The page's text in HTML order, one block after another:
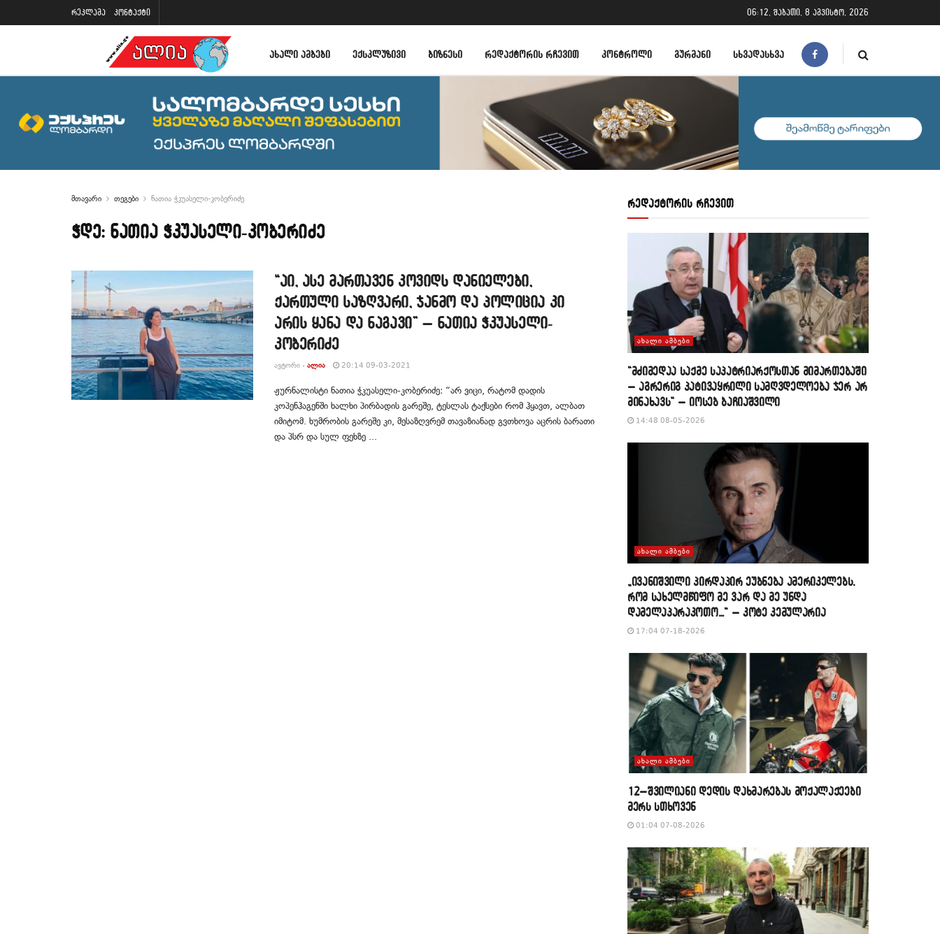
რეკლამა კონტაქტი 06:12, შაბათი, 8 აგვისტო, 2026
ᲐᲮᲐᲚᲘ ᲐᲛᲑᲔᲑᲘ ᲔᲥᲡᲙᲚᲣᲖᲘᲕᲘ ᲑᲘᲖᲜᲔᲡᲘ ᲠᲔᲓᲐᲥᲢᲝᲠᲘᲡ ᲠᲩᲔᲕᲘᲗ ᲙᲝᲜᲢᲠᲝᲚᲘ ᲒᲣᲠᲛᲐᲜᲘ ᲡᲮᲕᲐᲓᲐᲡᲮᲕᲐ
მთავარი თეგები ნათია ჭკუასელი-კობერიძე
ჭდე: ნათია ჭკუასელი-კობერიძე
“აი, ასე მართავენ კოვიდს დანიელები,
ქართული საზღვარი, ჯანმო და პოლიცია კი
არის ყანა და ნაგავი” – ნათია ჭკუასელი-
კობერიძე
ᲐᲕᲢᲝᲠᲘ - ᲐᲚᲘᲐ 20:14 09-03-2021
ჟურნალისტი ნათია ჭკუასელი-კობერიძე: “არ ვიცი, რატომ დადის
კოპენჰაგენში ხალხი პირბადის გარეშე, ტესლას ტაქსები რომ ჰყავთ, ალბათ
იმიტომ. ხუმრობის გარეშე კი, მესაზღვრემ თავაზიანად გვთხოვა აცრის ბარათი
და პსრ და სულ ფეხზე ...
რედაქტორის რჩევით
ᲐᲮᲐᲚᲘ ᲐᲛᲑᲔᲑᲘ
“მძიმედაა საქმე საპატრიარქოსთან მიმართებაში
– აგრერიგ პატივაყრილი სამღვდელოება ჯერ არ
მინახავს” – იოსებ ბაჩიაშვილი
14:48 08-05-2026
ᲐᲮᲐᲚᲘ ᲐᲛᲑᲔᲑᲘ
„ივანიშვილი პირდაპირ ეუბნება ამერიკელებს,
რომ სახელმწიფო მე ვარ და მე უნდა
დამელაპარაკოთო…“ – კოტე კემულარია
17:04 07-18-2026
ᲐᲮᲐᲚᲘ ᲐᲛᲑᲔᲑᲘ
12–შვილიანი დედის დახმარებას მოქალაქეები
მერს სთხოვენ
01:04 07-08-2026